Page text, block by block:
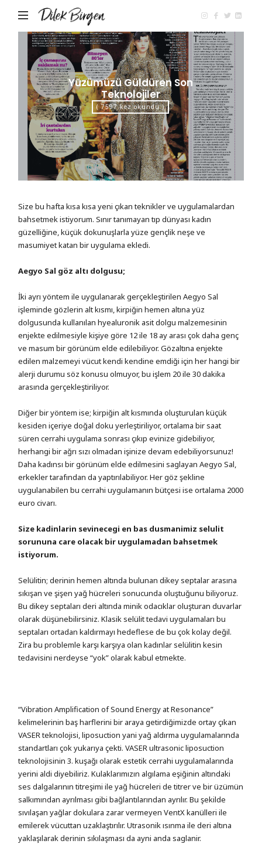
Birgen
Yüzümüzü Güldüren Son
Teknolojiler
( 7597 kez okundu )
Size bu hafta kısa kısa yeni çıkan teknikler ve uygulamalardan
bahsetmek istiyorum. Sınır tanımayan tıp dünyası kadın
güzelliğine, küçük dokunuşlarla yüze gençlik neşe ve
masumiyet katan bir uygulama ekledi.
Aegyo Sal göz altı dolgusu;
İki ayrı yöntem ile uygulanarak gerçekleştirilen Aegyo Sal
işleminde gözlerin alt kısmı, kirpiğin hemen altına yüz
dolgusunda kullanılan hyealuronik asit dolgu malzemesinin
enjekte edilmesiyle kişiye göre 12 ile 18 ay arası çok daha genç
ve masum bir görünüm elde edilebiliyor. Gözaltına enjekte
edilen malzemeyi vücut kendi kendine emdiği için her hangi bir
alerji durumu söz konusu olmuyor, bu işlem 20 ile 30 dakika
arasında gerçekleştiriliyor.
Diğer bir yöntem ise; kirpiğin alt kısmında oluşturulan küçük
kesiden içeriye doğal doku yerleştiriliyor, ortalama bir saat
süren cerrahi uygulama sonrası çıkıp evinize gidebiliyor,
herhangi bir ağrı sızı olmadan işinize devam edebiliyorsunuz!
Daha kadınsı bir görünüm elde edilmesini saglayan Aegyo Sal,
erkekler tarafından da yaptırılabiliyor. Her göz şekline
uygulanabilen bu cerrahi uygulamanın bütçesi ise ortalama 2000
euro civarı.
Size kadinlarin sevinecegi en bas dusmanimiz selulit
sorununa care olacak bir uygulamadan bahsetmek
istiyorum.
Selülitin; derinin hemen altında bulunan dikey septalar arasına
sıkışan ve şişen yağ hücreleri sonucunda oluştuğunu biliyoruz.
Bu dikey septaları deri altında minik odacıklar oluşturan duvarlar
olarak düşünebilirsiniz. Klasik selülit tedavi uygulamaları bu
septaları ortadan kaldırmayı hedeflese de bu çok kolay değil.
Zira bu problemle karşı karşıya olan kadınlar selülitin kesin
tedavisini nerdeyse “yok” olarak kabul etmekte.
“Vibration Amplification of Sound Energy at Resonance”
kelimelerinin baş harflerini bir araya getirdiğimizde ortay çıkan
VASER teknolojisi, liposuction yani yağ aldırma uygulamalarında
standartları çok yukarıya çekti. VASER ultrasonic liposuction
teknolojisinin 3. kuşağı olarak estetik cerrahi uygulamalarında
yerini aldi diyebiliriz. Kulaklarımızın algılama eşiğinin altındaki
ses dalgalarının titreşimi ile yağ hücreleri de titrer ve bir üzümün
salkımından ayrılması gibi bağlantılarından ayrılır. Bu şekilde
sıvılaşan yağlar dokulara zarar vermeyen VentX kanülleri ile
emilerek vücuttan uzaklaştırılır. Utrasonik ısınma ile deri altına
yaklaşılarak derinin sıkılaşması da ayni anda saglanir.